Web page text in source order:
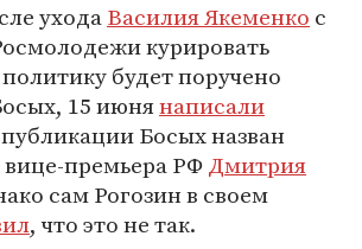
уходаВасилия Якеменко с
курировать
будет поручено
15 июнянаписали
Босых назван
премьера РФДмитрия
сам Рогозин в своем
, что это не так.